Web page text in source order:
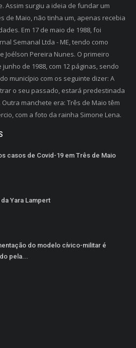
Assim surgiu a ideia de fundar um
de Maio, não tinha um, apenas recebia
Em 17 de maio de 1988, foi
Semanal Ltda - ME, tendo como
Joélson Pereira Nunes. O primeiro
de 1988, com 12 páginas, sendo
município com os seguinte dizer: A
o seu passado, estará predestinada
manchete era: Três de Maio têm
com a foto da rainha Simone Lena.
casos de Covid-19 em Três de Maio
da Yara Lampert
do modelo cívico-militar é
pela...